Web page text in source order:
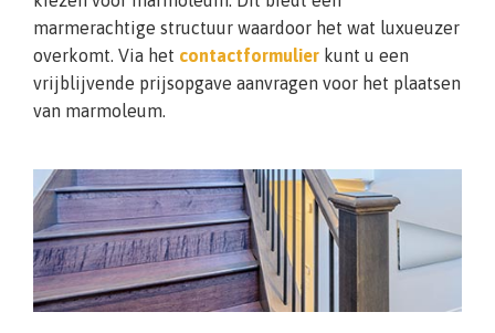
marmerachtige structuur waardoor het wat luxueuzer
overkomt. Via het contactformulier kunt u een
vrijblijvende prijsopgave aanvragen voor het plaatsen
van marmoleum.